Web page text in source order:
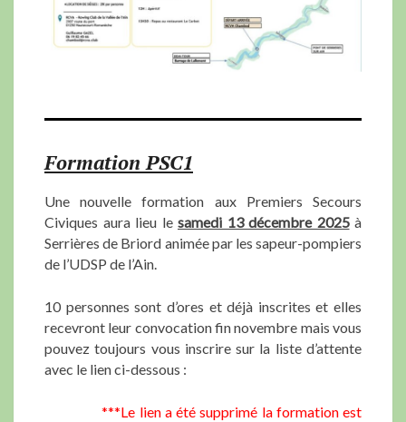
Formation PSC1
Une nouvelle formation aux Premiers Secours
Civiques aura lieu le samedi 13 décembre 2025à
Serrières de Briord animée par les sapeur-pompiers
de l’UDSP de l’Ain.
10 personnes sont d’ores et déjà inscrites et elles
recevront leur convocation fin novembre mais vous
pouvez toujours vous inscrire sur la liste d’attente
avec le lien ci-dessous :
***Le lien a été supprimé la formation est